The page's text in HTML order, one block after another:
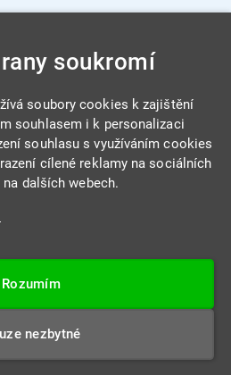
soukromí
soubory cookies k zajištění
souhlasem i k personalizaci
souhlasu s využíváním cookies
cílené reklamy na sociálních
dalších webech.
Rozumím
nezbytné